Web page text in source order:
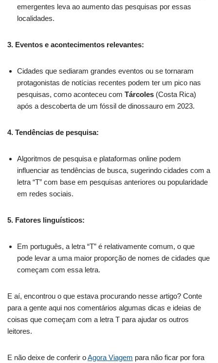
emergentes leva ao aumento das pesquisas por essas
localidades.
3. Eventos e acontecimentos relevantes:
Cidades que sediaram grandes eventos ou se tornaram
protagonistas de notícias recentes podem ter um pico nas
pesquisas, como aconteceu com Tárcoles (Costa Rica)
após a descoberta de um fóssil de dinossauro em 2023.
4. Tendências de pesquisa:
Algoritmos de pesquisa e plataformas online podem
influenciar as tendências de busca, sugerindo cidades com a
letra “T” com base em pesquisas anteriores ou popularidade
em redes sociais.
5. Fatores linguísticos:
Em português, a letra “T” é relativamente comum, o que
pode levar a uma maior proporção de nomes de cidades que
começam com essa letra.
E aí, encontrou o que estava procurando nesse artigo? Conte
para a gente aqui nos comentários algumas dicas e ideias de
coisas que começam com a letra T para ajudar os outros
leitores.
E não deixe de conferir oAgora Viagem para não ficar por fora